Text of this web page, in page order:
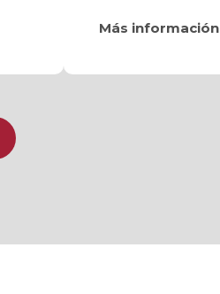
Más información